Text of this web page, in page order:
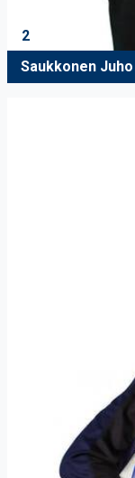
2
Saukkonen Juho